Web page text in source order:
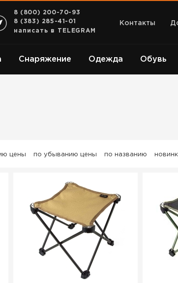
8 (800) 200-70-93
8 (383) 285-41-01
написать в TELEGRAM
Контакты
Снаряжение Одежда Обувь
цены по убыванию цены по названию